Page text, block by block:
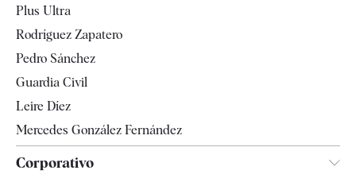
Televisión
Plus Ultra
Rodríguez Zapatero
Pedro Sánchez
Guardia Civil
Leire Díez
Mercedes González Fernández
Corporativo